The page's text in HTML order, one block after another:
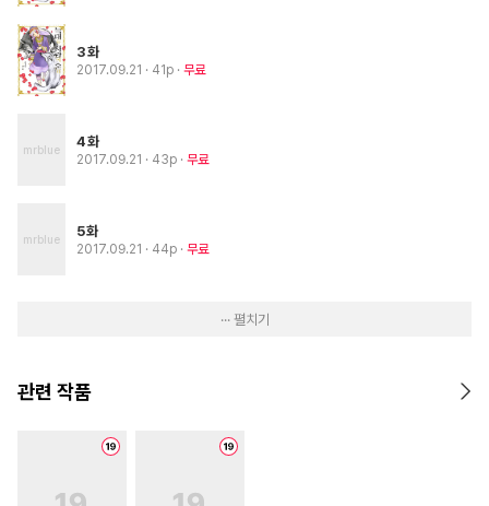
3화
2017.09.21 · 41p 무료
4화
2017.09.21 · 43p 무료
5화
2017.09.21 · 44p 무료
··· 펼치기
관련 작품